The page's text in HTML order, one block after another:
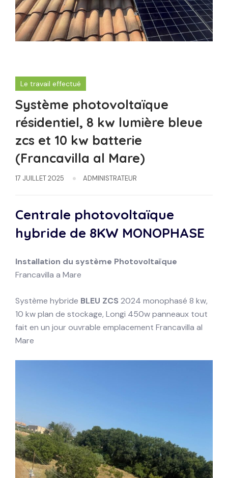
Le travail effectué
Système photovoltaïque
résidentiel, 8 kw lumière bleue
zcs et 10 kw batterie
(Francavilla al Mare)
17 JUILLET 2025 ADMINISTRATEUR
Centrale photovoltaïque
hybride de 8KW MONOPHASE
Installation du système Photovoltaïque
Francavilla a Mare
Système hybride BLEU ZCS 2024 monophasé 8 kw,
10 kw plan de stockage, Longi 450w panneaux tout
fait en un jour ouvrable emplacement Francavilla al
Mare